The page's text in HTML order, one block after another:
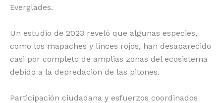
Everglades.
Un estudio de 2023 reveló que algunas especies,
como los mapaches y linces rojos, han desaparecido
casi por completo de amplias zonas del ecosistema
debido a la depredación de las pitones.
Participación ciudadana y esfuerzos coordinados